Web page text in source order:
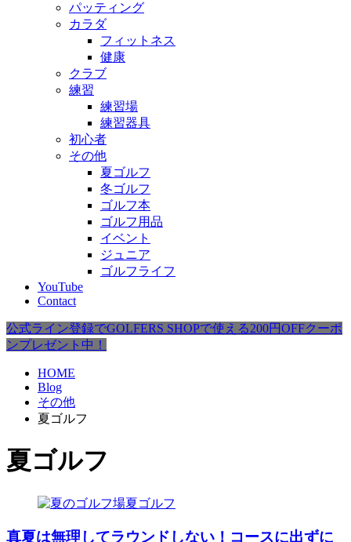
パッティング
カラダ
フィットネス
健康
クラブ
練習
練習場
練習器具
初心者
その他
夏ゴルフ
冬ゴルフ
ゴルフ本
ゴルフ用品
イベント
ジュニア
ゴルフライフ
YouTube
Contact
公式ライン登録でGOLFERS SHOPで使える200円OFFクーポ
ンプレゼント中！
HOME
Blog
その他
夏ゴルフ
夏ゴルフ
夏ゴルフ
真夏は無理してラウンドしない！コースに出ずに